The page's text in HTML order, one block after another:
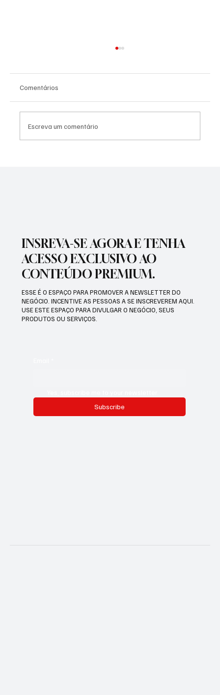
Comentários
Escreva um comentário
INSREVA-SE AGORA E TENHA
ACESSO EXCLUSIVO AO
CONTEÚDO PREMIUM.
ESSE É O ESPAÇO PARA PROMOVER A NEWSLETTER DO
NEGÓCIO. INCENTIVE AS PESSOAS A SE INSCREVEREM AQUI.
USE ESTE ESPAÇO PARA DIVULGAR O NEGÓCIO, SEUS
PRODUTOS OU SERVIÇOS.
Subscribe